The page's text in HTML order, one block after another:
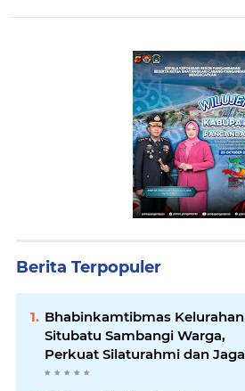
Berita Terpopuler
Bhabinkamtibmas Kelurahan
Situbatu Sambangi Warga,
Perkuat Silaturahmi dan Jaga
Kondusivitas Wilayah